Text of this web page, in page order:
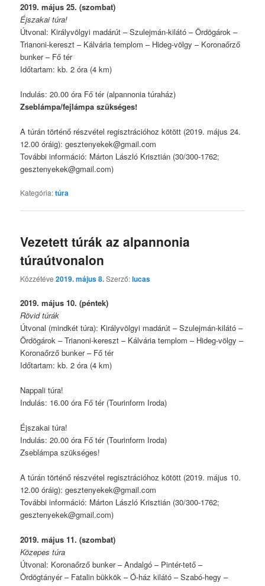
2019. május 25. (szombat)
Éjszakai túra!
Útvonal: Királyvölgyi madárút – Szulejmán-kilátó – Ördögárok –
Trianoni-kereszt – Kálvária templom – Hideg-völgy – Koronaőrző
bunker – Fő tér
Időtartam: kb. 2 óra (4 km)
Indulás: 20.00 óra Fő tér (alpannonia túraház)
Zseblámpa/fejlámpa szükséges!
A túrán történő részvétel regisztrációhoz kötött (2019. május 24.
12.00 óráig): gesztenyekek@gmail.com
További információ: Márton László Krisztián (30/300-1762;
gesztenyekek@gmail.com)
Kategória:túra
Vezetett túrák az alpannonia
túraútvonalon
Közzétéve2019. május 8.Szerző:lucas
2019. május 10. (péntek)
Rövid túrák
Útvonal (mindkét túra): Királyvölgyi madárút – Szulejmán-kilátó –
Ördögárok – Trianoni-kereszt – Kálvária templom – Hideg-völgy –
Koronaőrző bunker – Fő tér
Időtartam: kb. 2 óra (4 km)
Nappali túra!
Indulás: 16.00 óra Fő tér (Tourinform Iroda)
Éjszakai túra!
Indulás: 20.00 óra Fő tér (Tourinform Iroda)
Zseblámpa szükséges!
A túrán történő részvétel regisztrációhoz kötött (2019. május 10.
12.00 óráig): gesztenyekek@gmail.com
További információ: Márton László Krisztián (30/300-1762;
gesztenyekek@gmail.com)
2019. május 11. (szombat)
Közepes túra
Útvonal: Koronaőrző bunker – Andalgó – Pintér-tető –
Ördögtányér – Fatalin bükkök – Ó-ház kilátó – Szabó-hegy –